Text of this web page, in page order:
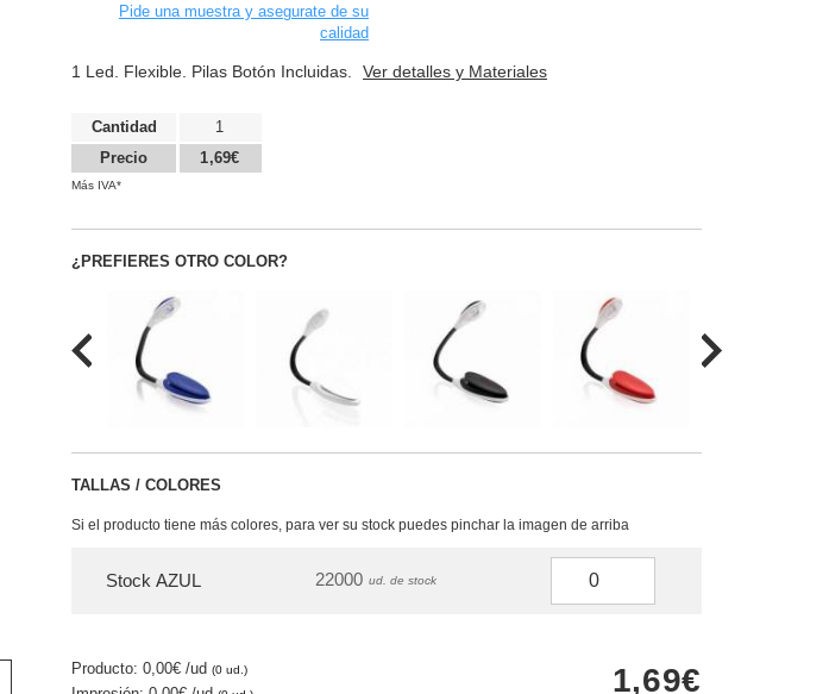
Pide una muestra y asegurate de su
calidad
1 Led. Flexible. Pilas Botón Incluidas. Ver detalles y Materiales
Cantidad
Precio
1
1,69€
Más IVA*
¿PREFIERES OTRO COLOR?
TALLAS / COLORES
Si el producto tiene más colores, para ver su stock puedes pinchar la imagen de arriba
Stock AZUL 22000 ud. de stock
Producto: 0,00€ /ud (0 ud.) 1,69€